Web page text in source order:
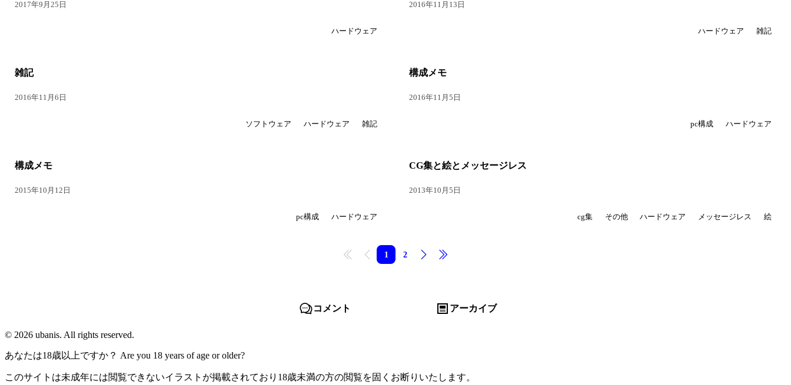
2017年9月25日
ハードウェア
2016年11月13日
ハードウェア 雑記
雑記
2016年11月6日
ソフトウェア ハードウェア 雑記
構成メモ
2016年11月5日
pc構成 ハードウェア
構成メモ
2015年10月12日
pc構成 ハードウェア
CG集と絵とメッセージレス
2013年10月5日
cg集 その他 ハードウェア メッセージレス 絵
先頭前へ1 2 次へ最後
コメント アーカイブ
© 2026 ubanis. All rights reserved.
あなたは18歳以上ですか？ Are you 18 years of age or older?
このサイトは未成年には閲覧できないイラストが掲載されており18歳未満の方の閲覧を固くお断りいたします。